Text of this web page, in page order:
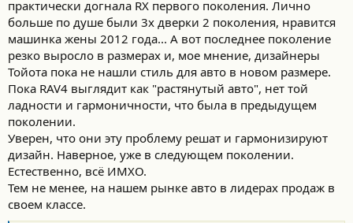
практически догнала RX первого поколения. Лично
больше по душе были 3х дверки 2 поколения, нравится
машинка жены 2012 года... А вот последнее поколение
резко выросло в размерах и, мое мнение, дизайнеры
Тойота пока не нашли стиль для авто в новом размере.
Пока RAV4 выглядит как "растянутый авто", нет той
ладности и гармоничности, что была в предыдущем
поколении.
Уверен, что они эту проблему решат и гармонизируют
дизайн. Наверное, уже в следующем поколении.
Естественно, всё ИМХО.
Тем не менее, на нашем рынке авто в лидерах продаж в
своем классе.